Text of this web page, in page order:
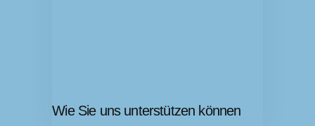
Wie Sie uns unterstützen können